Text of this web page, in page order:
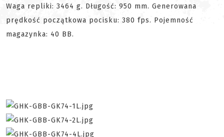
Waga repliki: 3464 g. Długość: 950 mm. Generowana
prędkość początkowa pocisku: 380 fps. Pojemność
magazynka: 40 BB.